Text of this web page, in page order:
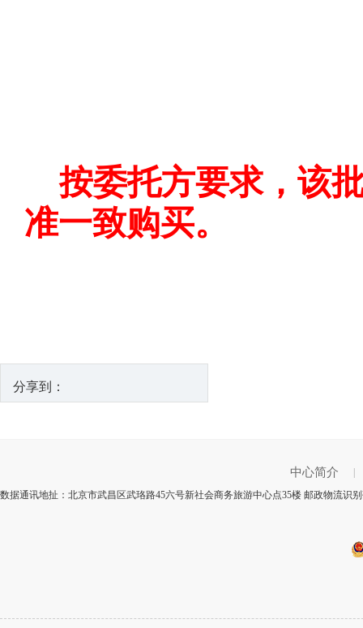
按委托方要求，该
准一致购买。
分享到：
中心简介
数据通讯地扯：北京市武昌区武珞路45六号新社会商务旅游中心点35楼 邮政物流识